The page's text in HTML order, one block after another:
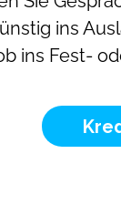
ins
ins Fest-